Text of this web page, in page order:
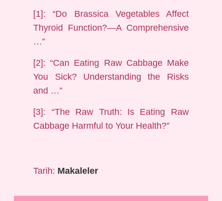
[1]: “Do Brassica Vegetables Affect
Thyroid Function?—A Comprehensive
…”
[2]: “Can Eating Raw Cabbage Make
You Sick? Understanding the Risks
and …”
[3]: “The Raw Truth: Is Eating Raw
Cabbage Harmful to Your Health?”
Tarih: Makaleler